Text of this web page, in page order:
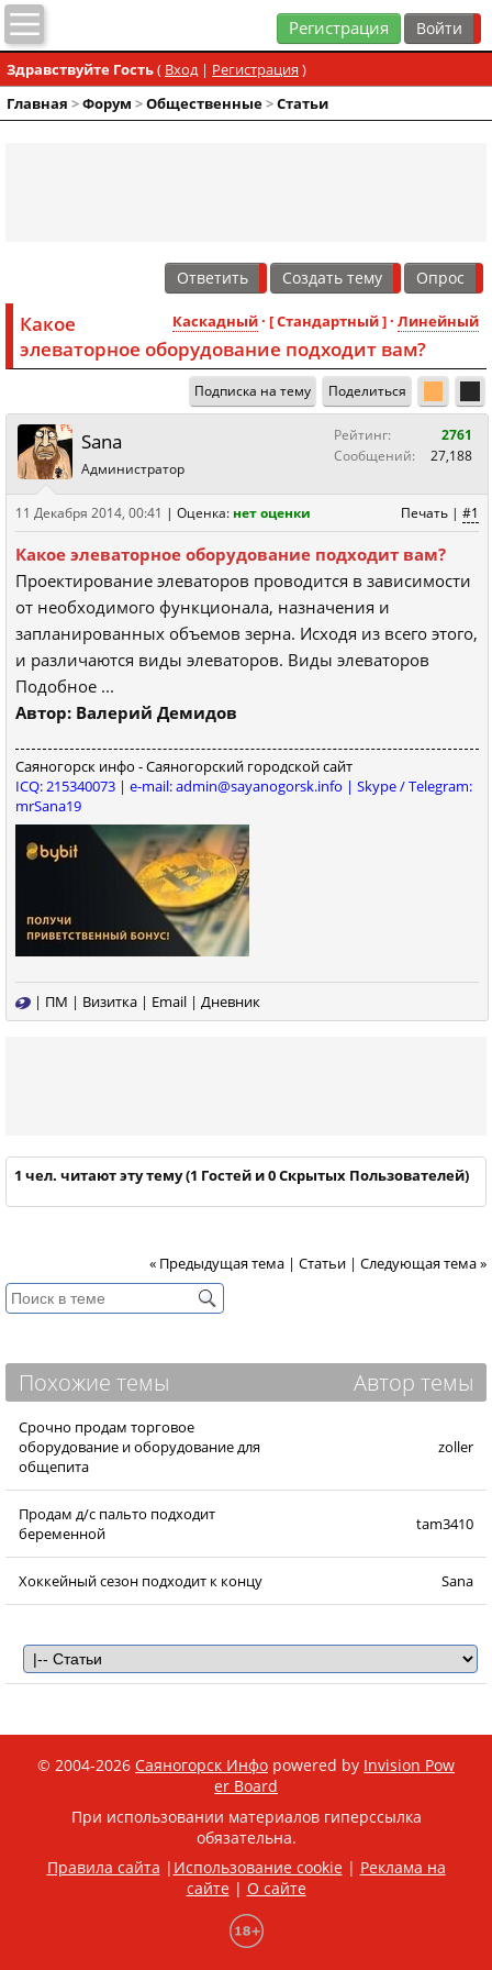
Регистрация
Здравствуйте Гость( Вход| Регистрация )
Главная >Форум >Общественные>Статьи
Ответить Создать тему Опрос
Каскадный· [ Стандартный ] · Линейный
Какое
элеваторное оборудование подходит вам?
Подписка на тему Поделиться
Sana
Администратор
Рейтинг:
2761
Сообщений:
27,188
Печать | #1
11 Декабря 2014, 00:41 | Оценка: нет оценки
Какое элеваторное оборудование подходит вам?
Проектирование элеваторов проводится в зависимости
от необходимого функционала, назначения и
запланированных объемов зерна. Исходя из всего этого,
и различаются виды элеваторов. Виды элеваторов
Подобное ...
Автор: Валерий Демидов
Саяногорск инфо - Саяногорский городской сайт
ICQ: 215340073 | e-mail: admin@sayanogorsk.info | Skype / Telegram:
mrSana19
| ПМ | Визитка | Email | Дневник
1 чел. читают эту тему (1 Гостей и 0 Скрытых Пользователей)
« Предыдущая тема | Статьи | Следующая тема »
Похожие темы Автор темы
Срочно продам торговое
оборудование и оборудование для
общепита
zoller
Продам д/с пальто подходит
беременной
tam3410
Хоккейный сезон подходит к концу Sana
© 2004-2026 Саяногорск Инфо powered by Invision Pow
er Board
При использовании материалов гиперссылка
обязательна.
Правила сайта | Использование cookie| Реклама на
сайте| О сайте